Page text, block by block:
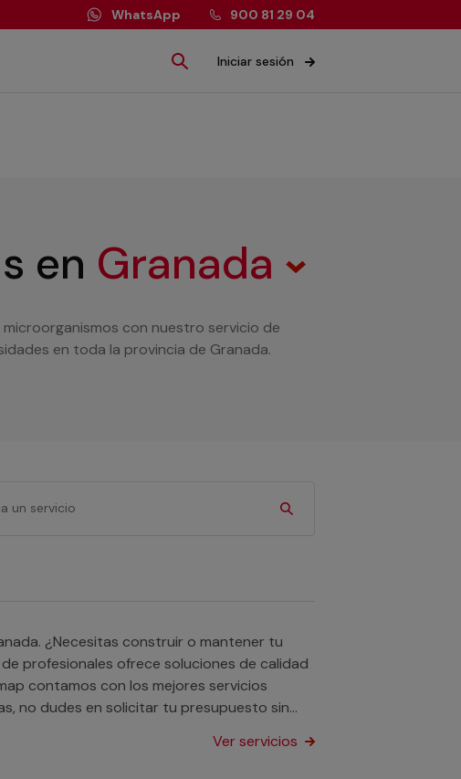
WhatsApp 900 81 29 04
Iniciar sesión
en Granada
con nuestro servicio de
en toda la provincia de Granada.
¿Necesitas construir o mantener tu
profesionales ofrece soluciones de calidad
contamos con los mejores servicios
no dudes en solicitar tu presupuesto sin
Ver servicios